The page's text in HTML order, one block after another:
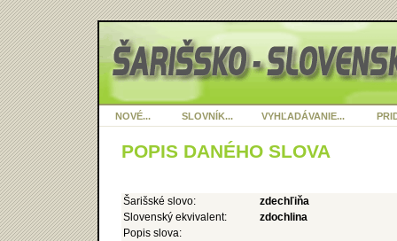
NOVÉ... SLOVNÍK... VYHĽADÁVANIE...
POPIS DANÉHO SLOVA
Šarišské slovo:
zdechľiňa
Slovenský ekvivalent:
zdochlina
Popis slova: